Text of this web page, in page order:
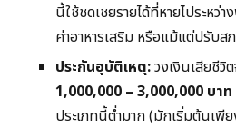
นี้ใช้ชดเชยรายได้ที่หายไประห
ค่าอาหารเสริม หรือแม้แต่ปรับ
ประกันอุบัติเหตุ:วงเงินเสียชีวิ
1,000,000 – 3,000,000 บาท
ประเภทนี้ต่ำมาก (มักเริ่มต้นเ